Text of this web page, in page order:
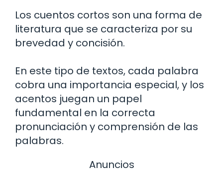
Los cuentos cortos son una forma de
literatura que se caracteriza por su
brevedad y concisión.
En este tipo de textos, cada palabra
cobra una importancia especial, y los
acentos juegan un papel
fundamental en la correcta
pronunciación y comprensión de las
palabras.
Anuncios